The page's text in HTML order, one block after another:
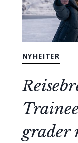
NYHEITER
grader